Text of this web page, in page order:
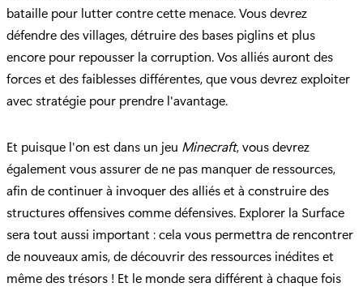
bataille pour lutter contre cette menace. Vous devrez
défendre des villages, détruire des bases piglins et plus
encore pour repousser la corruption. Vos alliés auront des
forces et des faiblesses différentes, que vous devrez exploiter
avec stratégie pour prendre l'avantage.
Et puisque l'on est dans un jeu Minecraft, vous devrez
également vous assurer de ne pas manquer de ressources,
afin de continuer à invoquer des alliés et à construire des
structures offensives comme défensives. Explorer la Surface
sera tout aussi important : cela vous permettra de rencontrer
de nouveaux amis, de découvrir des ressources inédites et
même des trésors ! Et le monde sera différent à chaque fois